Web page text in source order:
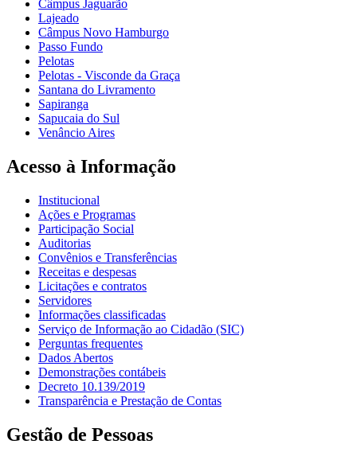
Câmpus Jaguarão
Lajeado
Câmpus Novo Hamburgo
Passo Fundo
Pelotas
Pelotas - Visconde da Graça
Santana do Livramento
Sapiranga
Sapucaia do Sul
Venâncio Aires
Acesso à Informação
Institucional
Ações e Programas
Participação Social
Auditorias
Convênios e Transferências
Receitas e despesas
Licitações e contratos
Servidores
Informações classificadas
Serviço de Informação ao Cidadão (SIC)
Perguntas frequentes
Dados Abertos
Demonstrações contábeis
Decreto 10.139/2019
Transparência e Prestação de Contas
Gestão de Pessoas